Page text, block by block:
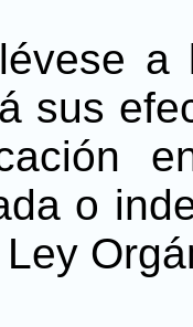
a
sus
o